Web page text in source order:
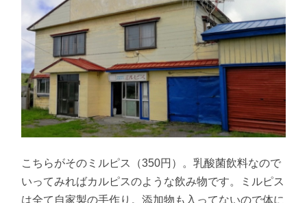
こちらがそのミルピス（350円）。乳酸菌飲料なので
いってみればカルピスのような飲み物です。ミルピス
は全て自家製の手作り。添加物も入ってないので体に